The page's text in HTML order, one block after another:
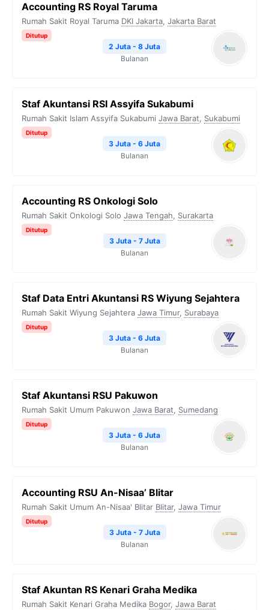
Accounting RS Royal Taruma
Rumah Sakit Royal Taruma DKI Jakarta, Jakarta Barat
Ditutup
2 Juta - 8 Juta
Bulanan
Staf Akuntansi RSI Assyifa Sukabumi
Rumah Sakit Islam Assyifa Sukabumi Jawa Barat, Sukabumi
Ditutup
3 Juta - 6 Juta
Bulanan
Accounting RS Onkologi Solo
Rumah Sakit Onkologi Solo Jawa Tengah, Surakarta
Ditutup
3 Juta - 7 Juta
Bulanan
Staf Data Entri Akuntansi RS Wiyung Sejahtera
Rumah Sakit Wiyung Sejahtera Jawa Timur, Surabaya
Ditutup
3 Juta - 6 Juta
Bulanan
Staf Akuntansi RSU Pakuwon
Rumah Sakit Umum Pakuwon Jawa Barat, Sumedang
Ditutup
3 Juta - 6 Juta
Bulanan
Accounting RSU An-Nisaa’ Blitar
Rumah Sakit Umum An-Nisaa' Blitar Blitar, Jawa Timur
Ditutup
3 Juta - 7 Juta
Bulanan
Staf Akuntan RS Kenari Graha Medika
Rumah Sakit Kenari Graha Medika Bogor, Jawa Barat